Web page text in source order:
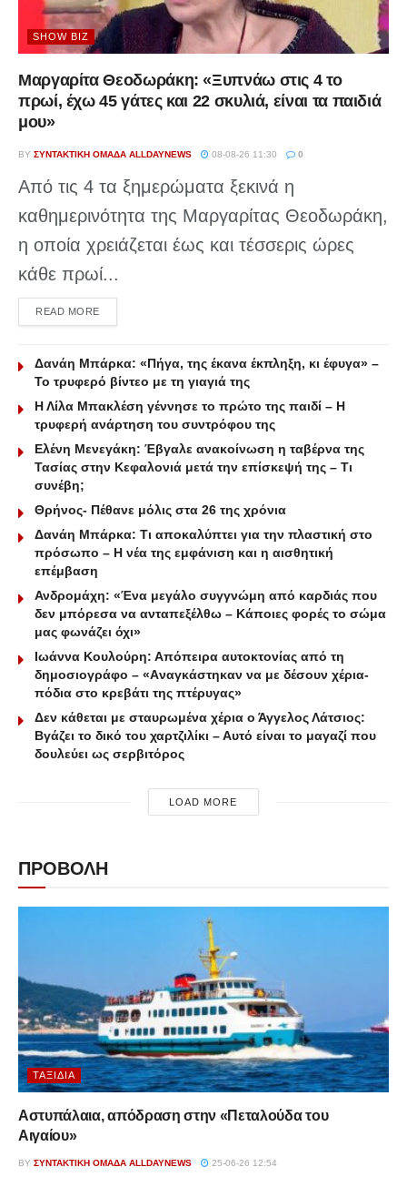
SHOW BIZ
Μαργαρίτα Θεοδωράκη: «Ξυπνάω στις 4 το
πρωί, έχω 45 γάτες και 22 σκυλιά, είναι τα παιδιά
μου»
BY ΣΥΝΤΑΚΤΙΚΉ ΟΜΆΔΑ ALLDAYNEWS 08-08-26 11:30 0
Από τις 4 τα ξημερώματα ξεκινά η
καθημερινότητα της Μαργαρίτας Θεοδωράκη,
η οποία χρειάζεται έως και τέσσερις ώρες
κάθε πρωί...
READ MOREDETAILS
Δανάη Μπάρκα: «Πήγα, της έκανα έκπληξη, κι έφυγα» –
Το τρυφερό βίντεο με τη γιαγιά της
Η Λίλα Μπακλέση γέννησε το πρώτο της παιδί – Η
τρυφερή ανάρτηση του συντρόφου της
Ελένη Μενεγάκη: Έβγαλε ανακοίνωση η ταβέρνα της
Τασίας στην Κεφαλονιά μετά την επίσκεψή της – Τι
συνέβη;
Θρήνος- Πέθανε μόλις στα 26 της χρόνια
Δανάη Μπάρκα: Τι αποκαλύπτει για την πλαστική στο
πρόσωπο – Η νέα της εμφάνιση και η αισθητική
επέμβαση
Ανδρομάχη: «Ένα μεγάλο συγγνώμη από καρδιάς που
δεν μπόρεσα να ανταπεξέλθω – Κάποιες φορές το σώμα
μας φωνάζει όχι»
Ιωάννα Κουλούρη: Απόπειρα αυτοκτονίας από τη
δημοσιογράφο – «Aναγκάστηκαν να με δέσουν χέρια-
πόδια στο κρεβάτι της πτέρυγας»
Δεν κάθεται με σταυρωμένα χέρια ο Άγγελος Λάτσιος:
Βγάζει το δικό του χαρτζιλίκι – Αυτό είναι το μαγαζί που
δουλεύει ως σερβιτόρος
LOAD MORE
ΠΡΟΒΟΛΗ
ΤΑΞΊΔΙΑ
Αστυπάλαια, απόδραση στην «Πεταλούδα του
Αιγαίου»
BY ΣΥΝΤΑΚΤΙΚΉ ΟΜΆΔΑ ALLDAYNEWS 25-06-26 12:54